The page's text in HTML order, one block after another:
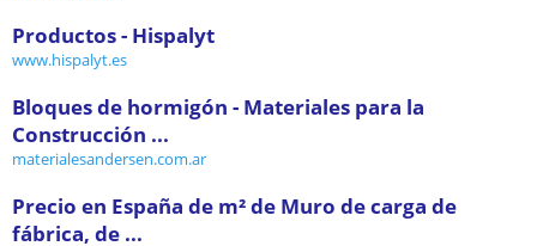
Productos - Hispalyt
www.hispalyt.es
Bloques de hormigón - Materiales para la
Construcción ...
materialesandersen.com.ar
Precio en España de m² de Muro de carga de
fábrica, de ...